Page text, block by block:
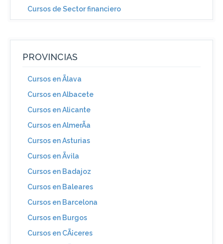
Cursos de Sector financiero
PROVINCIAS
Cursos en Ãlava
Cursos en Albacete
Cursos en Alicante
Cursos en AlmerÃ­a
Cursos en Asturias
Cursos en Ãvila
Cursos en Badajoz
Cursos en Baleares
Cursos en Barcelona
Cursos en Burgos
Cursos en CÃ¡ceres